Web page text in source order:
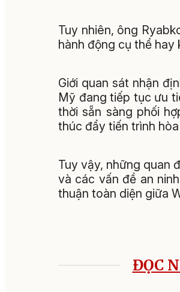
Tuy nhiên, ông
hành động cụ thể
Giới quan sát nhận
Mỹ đang tiếp tục ưu
thời sẵn sàng phối
thúc đẩy tiến trình
Tuy vậy, những quan
và các vấn đề an
thuận toàn diện giữa
ĐỌC